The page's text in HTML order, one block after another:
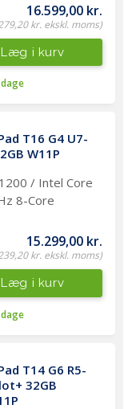
16.599,00 kr.
kr. ekskl. moms)
Læg i kurv
T16 G4 U7-
W11P
/ Intel Core
8-Core
15.299,00 kr.
kr. ekskl. moms)
Læg i kurv
T14 G6 R5-
32GB